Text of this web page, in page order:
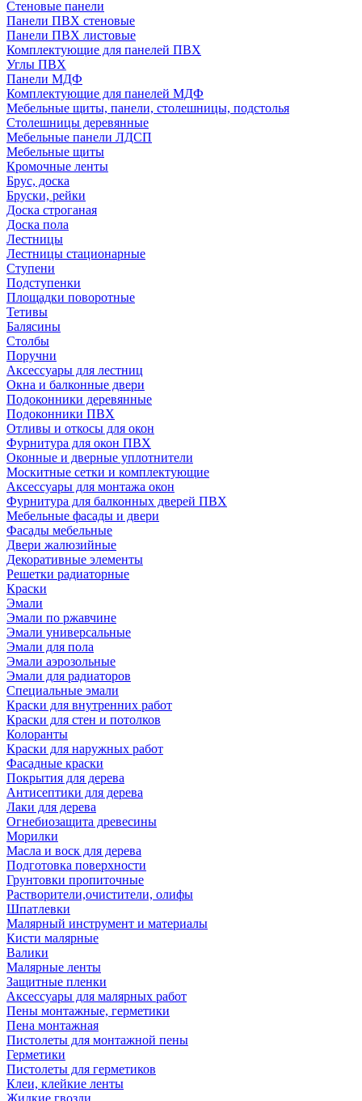
Стеновые панели
Панели ПВХ стеновые
Панели ПВХ листовые
Комплектующие для панелей ПВХ
Углы ПВХ
Панели МДФ
Комплектующие для панелей МДФ
Мебельные щиты, панели, столешницы, подстолья
Столешницы деревянные
Мебельные панели ЛДСП
Мебельные щиты
Кромочные ленты
Брус, доска
Бруски, рейки
Доска строганая
Доска пола
Лестницы
Лестницы стационарные
Ступени
Подступенки
Площадки поворотные
Тетивы
Балясины
Столбы
Поручни
Аксессуары для лестниц
Окна и балконные двери
Подоконники деревянные
Подоконники ПВХ
Отливы и откосы для окон
Фурнитура для окон ПВХ
Оконные и дверные уплотнители
Москитные сетки и комплектующие
Аксессуары для монтажа окон
Фурнитура для балконных дверей ПВХ
Мебельные фасады и двери
Фасады мебельные
Двери жалюзийные
Декоративные элементы
Решетки радиаторные
Краски
Эмали
Эмали по ржавчине
Эмали универсальные
Эмали для пола
Эмали аэрозольные
Эмали для радиаторов
Специальные эмали
Краски для внутренних работ
Краски для стен и потолков
Колоранты
Краски для наружных работ
Фасадные краски
Покрытия для дерева
Антисептики для дерева
Лаки для дерева
Огнебиозащита древесины
Морилки
Масла и воск для дерева
Подготовка поверхности
Грунтовки пропиточные
Растворители,очистители, олифы
Шпатлевки
Малярный инструмент и материалы
Кисти малярные
Валики
Малярные ленты
Защитные пленки
Аксессуары для малярных работ
Пены монтажные, герметики
Пена монтажная
Пистолеты для монтажной пены
Герметики
Пистолеты для герметиков
Клеи, клейкие ленты
Жидкие гвозди